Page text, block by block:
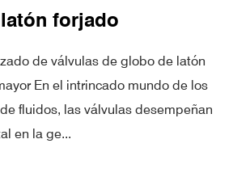
forjado
de válvulas de globo de latón
En el intrincado mundo de los
fluidos, las válvulas desempeñan
en la ge...